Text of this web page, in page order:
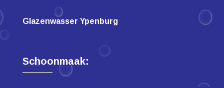
Glazenwasser Ypenburg
Schoonmaak: